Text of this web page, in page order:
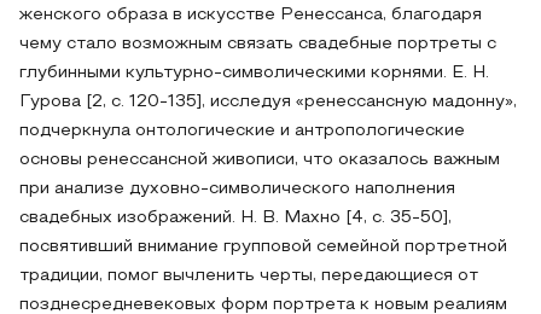
женского образа в искусстве Ренессанса, благодаря
чему стало возможным связать свадебные портреты с
глубинными культурно-символическими корнями. Е. Н.
Гурова [2, с. 120-135], исследуя «ренессансную мадонну»,
подчеркнула онтологические и антропологические
основы ренессансной живописи, что оказалось важным
при анализе духовно-символического наполнения
свадебных изображений. Н. В. Махно [4, с. 35-50],
посвятивший внимание групповой семейной портретной
традиции, помог вычленить черты, передающиеся от
позднесредневековых форм портрета к новым реалиям